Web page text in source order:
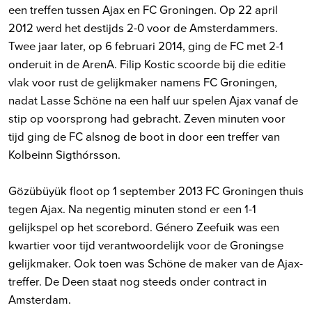
een treffen tussen Ajax en FC Groningen. Op 22 april
2012 werd het destijds 2-0 voor de Amsterdammers.
Twee jaar later, op 6 februari 2014, ging de FC met 2-1
onderuit in de ArenA. Filip Kostic scoorde bij die editie
vlak voor rust de gelijkmaker namens FC Groningen,
nadat Lasse Schöne na een half uur spelen Ajax vanaf de
stip op voorsprong had gebracht. Zeven minuten voor
tijd ging de FC alsnog de boot in door een treffer van
Kolbeinn Sigthórsson.
Gözübüyük floot op 1 september 2013 FC Groningen thuis
tegen Ajax. Na negentig minuten stond er een 1-1
gelijkspel op het scorebord. Género Zeefuik was een
kwartier voor tijd verantwoordelijk voor de Groningse
gelijkmaker. Ook toen was Schöne de maker van de Ajax-
treffer. De Deen staat nog steeds onder contract in
Amsterdam.